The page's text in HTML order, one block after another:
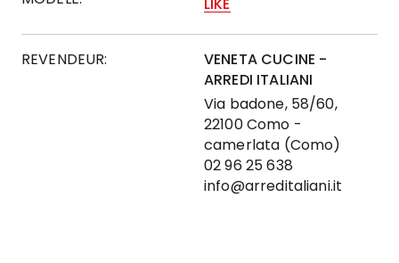
REVENDEUR:
VENETA CUCINE -
ARREDI ITALIANI
Via badone, 58/60,
22100 Como -
camerlata (Como)
02 96 25 638
info@arreditaliani.it